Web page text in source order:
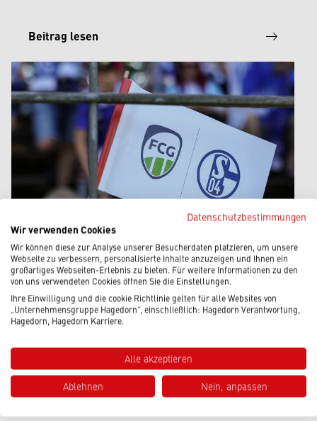
Beitrag lesen
11.07.2026|Hagedorn News
FUSSBALL VERBINDET – EIN B
ESONDERER NACHMITTAG IM H
Beitrag lesen
Datenschutzbestimmungen
Wir verwenden Cookies
Wir können diese zur Analyse unserer Besucherdaten platzieren, um unsere
Webseite zu verbessern, personalisierte Inhalte anzuzeigen und Ihnen ein
großartiges Webseiten-Erlebnis zu bieten. Für weitere Informationen zu den
von uns verwendeten Cookies öffnen Sie die Einstellungen.
Ihre Einwilligung und die cookie Richtlinie gelten für alle Websites von
„Unternehmensgruppe Hagedorn“, einschließlich: Hagedorn Verantwortung,
Hagedorn, Hagedorn Karriere.
Alle akzeptieren
Ablehnen Nein, anpassen